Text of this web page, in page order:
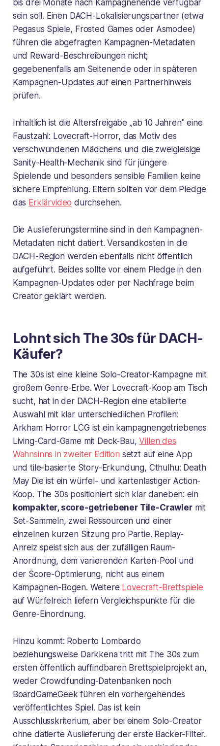
bis drei Monate nach Kampagnenende verfügbar
sein soll. Einen DACH-Lokalisierungspartner (etwa
Pegasus Spiele, Frosted Games oder Asmodee)
führen die abgefragten Kampagnen-Metadaten
und Reward-Beschreibungen nicht;
gegebenenfalls am Seitenende oder in späteren
Kampagnen-Updates auf einen Partnerhinweis
prüfen.
Inhaltlich ist die Altersfreigabe „ab 10 Jahren" eine
Faustzahl: Lovecraft-Horror, das Motiv des
verschwundenen Mädchens und die zweigleisige
Sanity-Health-Mechanik sind für jüngere
Spielende und besonders sensible Familien keine
sichere Empfehlung. Eltern sollten vor dem Pledge
das Erklärvideo durchsehen.
Die Auslieferungstermine sind in den Kampagnen-
Metadaten nicht datiert. Versandkosten in die
DACH-Region werden ebenfalls nicht öffentlich
aufgeführt. Beides sollte vor einem Pledge in den
Kampagnen-Updates oder per Nachfrage beim
Creator geklärt werden.
Lohnt sich The 30s für DACH-
Käufer?
The 30s ist eine kleine Solo-Creator-Kampagne mit
großem Genre-Erbe. Wer Lovecraft-Koop am Tisch
sucht, hat in der DACH-Region eine etablierte
Auswahl mit klar unterschiedlichen Profilen:
Arkham Horror LCG ist ein kampagnengetriebenes
Living-Card-Game mit Deck-Bau,Villen des
Wahnsinns in zweiter Edition setzt auf eine App
und tile-basierte Story-Erkundung, Cthulhu: Death
May Die ist ein würfel- und kartenlastiger Action-
Koop. The 30s positioniert sich klar daneben: ein
kompakter, score-getriebener Tile-Crawlermit
Set-Sammeln, zwei Ressourcen und einer
einzelnen kurzen Sitzung pro Partie. Replay-
Anreiz speist sich aus der zufälligen Raum-
Anordnung, dem variierenden Karten-Pool und
der Score-Optimierung, nicht aus einem
Kampagnen-Bogen. Weitere Lovecraft-Brettspiele
auf Würfelreich liefern Vergleichspunkte für die
Genre-Einordnung.
Hinzu kommt: Roberto Lombardo
beziehungsweise Darkkena tritt mit The 30s zum
ersten öffentlich auffindbaren Brettspielprojekt an,
weder Crowdfunding-Datenbanken noch
BoardGameGeek führen ein vorhergehendes
veröffentlichtes Spiel. Das ist kein
Ausschlusskriterium, aber bei einem Solo-Creator
ohne datierte Auslieferung der erste Backer-Filter.